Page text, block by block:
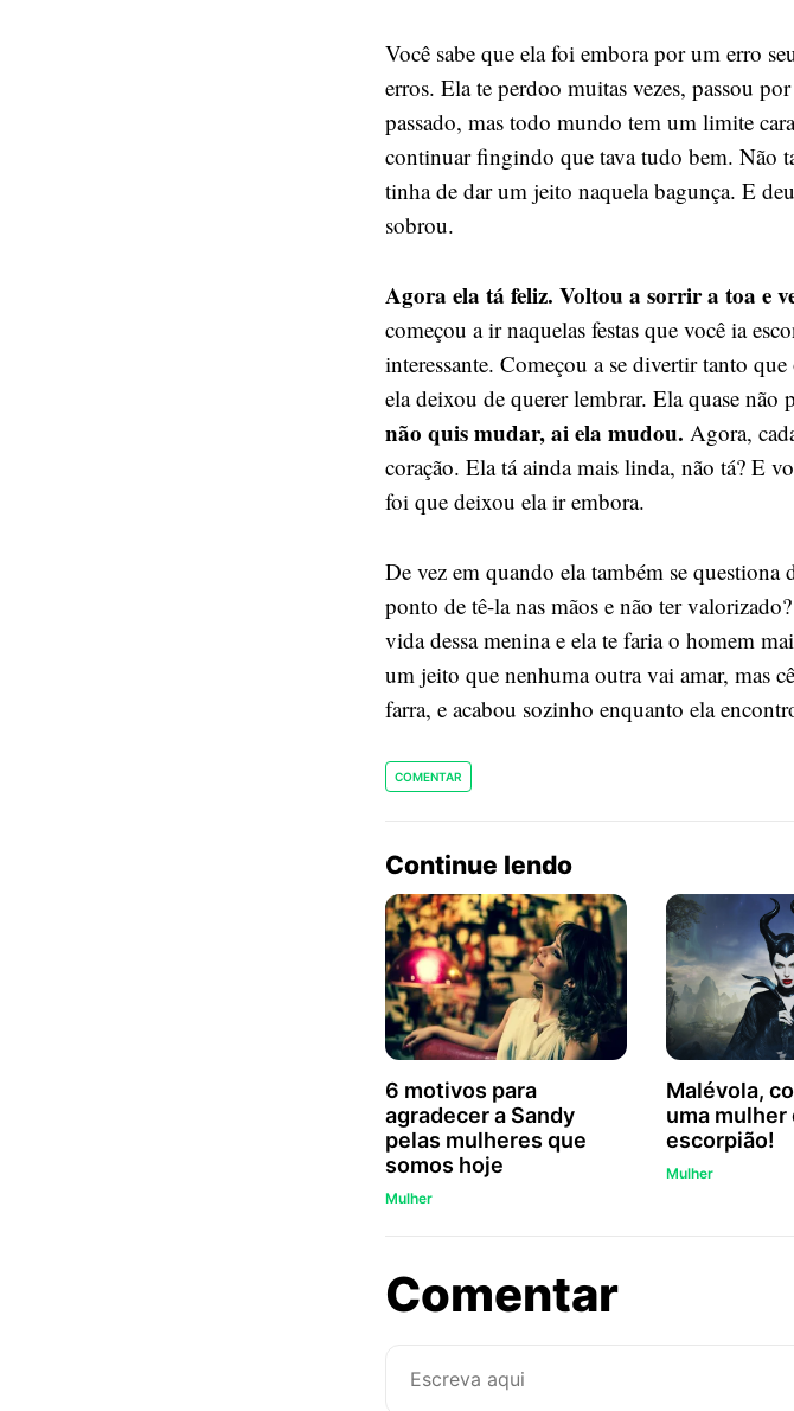
Você sabe que ela foi embora por um erro
erros. Ela te perdoo muitas vezes, passou
passado, mas todo mundo tem um limite
continuar fingindo que tava tudo bem. Não
tinha de dar um jeito naquela bagunça. E
sobrou.
Agora ela tá feliz. Voltou a sorrir a toa e
começou a ir naquelas festas que você ia
interessante. Começou a se divertir tanto
ela deixou de querer lembrar. Ela quase não
não quis mudar, ai ela mudou. Agora,
coração. Ela tá ainda mais linda, não tá? E
foi que deixou ela ir embora.
De vez em quando ela também se
ponto de tê-la nas mãos e não ter
vida dessa menina e ela te faria o homem
um jeito que nenhuma outra vai amar, mas
farra, e acabou sozinho enquanto ela
COMENTAR
Continue lendo
6 motivos para
agradecer a Sandy
pelas mulheres que
somos hoje
Mulher
Malévola,
uma mulher
escorpião!
Mulher
Comentarsobre